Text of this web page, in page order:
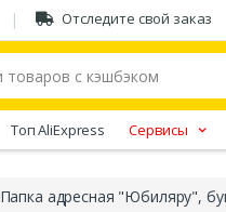
Отследите свой заказ
Tоп AliExpress Сервисы
Папка адресная "Юбиляру",